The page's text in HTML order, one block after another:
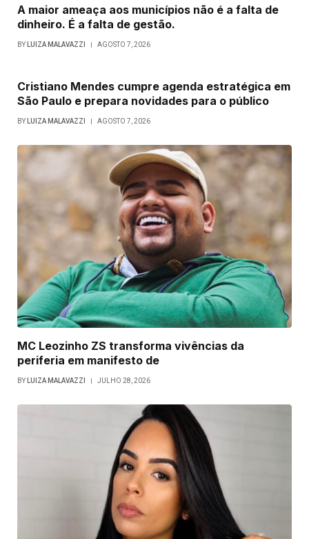
A maior ameaça aos municípios não é a falta de
dinheiro. É a falta de gestão.
BY LUIZA MALAVAZZI AGOSTO 7, 2026
Cristiano Mendes cumpre agenda estratégica em
São Paulo e prepara novidades para o público
BY LUIZA MALAVAZZI AGOSTO 7, 2026
MC Leozinho ZS transforma vivências da
periferia em manifesto de
BY LUIZA MALAVAZZI JULHO 28, 2026